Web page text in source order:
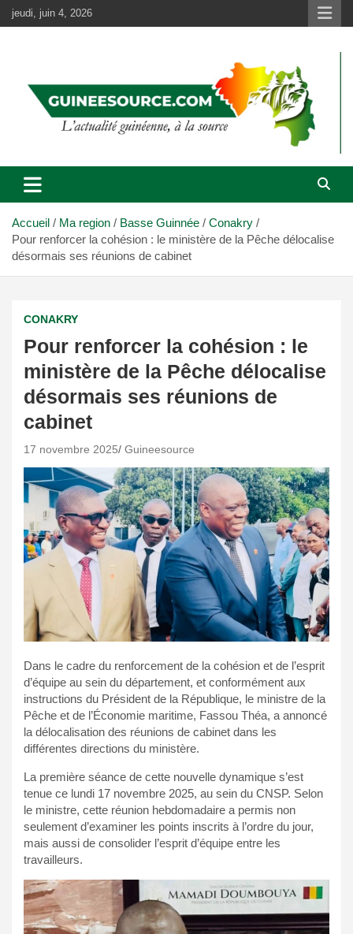
Aller
au
jeudi, juin 4, 2026
Accueil Ma region Basse Guinnée
Conakry
Pour renforcer la cohésion : le ministère de la Pêche délocalise
désormais ses réunions de cabinet
CONAKRY
Pour renforcer la cohésion : le
ministère de la Pêche délocalise
désormais ses réunions de
cabinet
17 novembre 2025 Guineesource
Dans le cadre du renforcement de la cohésion et de l’esprit
d’équipe au sein du département, et conformément aux
instructions du Président de la République, le ministre de la
Pêche et de l’Économie maritime, Fassou Théa, a annoncé
la délocalisation des réunions de cabinet dans les
différentes directions du ministère.
La première séance de cette nouvelle dynamique s’est
tenue ce lundi 17 novembre 2025, au sein du CNSP. Selon
le ministre, cette réunion hebdomadaire a permis non
seulement d’examiner les points inscrits à l’ordre du jour,
mais aussi de consolider l’esprit d’équipe entre les
travailleurs.